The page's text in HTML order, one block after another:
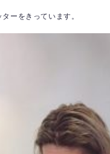
ーをきっています。